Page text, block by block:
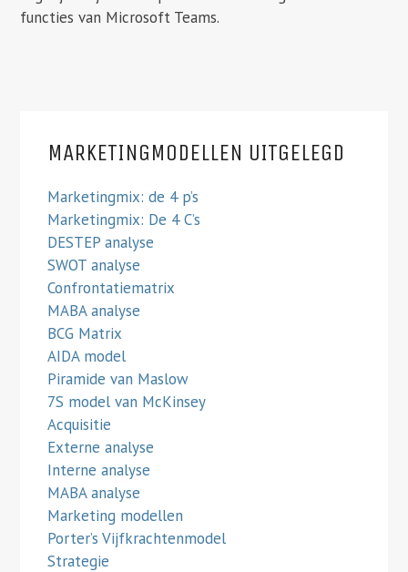
functies van Microsoft Teams.
MARKETINGMODELLEN UITGELEGD
Marketingmix: de 4 p’s
Marketingmix: De 4 C’s
DESTEP analyse
SWOT analyse
Confrontatiematrix
MABA analyse
BCG Matrix
AIDA model
Piramide van Maslow
7S model van McKinsey
Acquisitie
Externe analyse
Interne analyse
MABA analyse
Marketing modellen
Porter’s Vijfkrachtenmodel
Strategie